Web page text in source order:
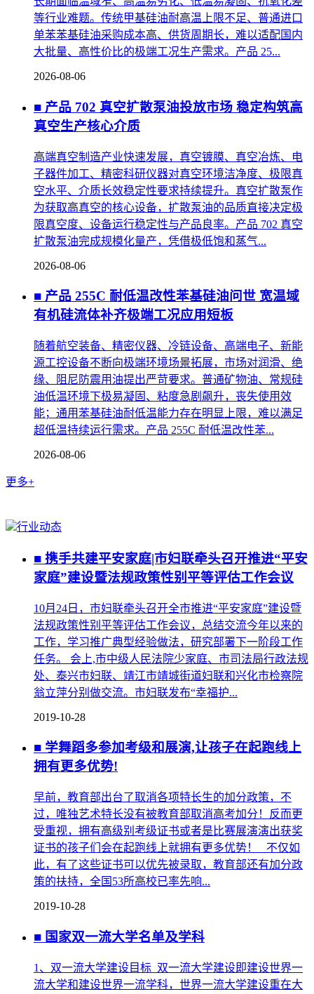
等行业难题。传统甲基硅油耐高温上限不足、普通进口
单苯苯基硅油采购成本高、供货周期长，难以适配国内
大批量、高性价比的极端工况生产需求。产品 25...
2026-08-06
■ 产品 702 真空扩散泵油投放市场 稳定构筑高
真空生产核心介质
高端真空制造产业快速发展，真空镀膜、真空冶炼、电
子器件加工、精密科研仪器对真空环境洁净度、极限真
空水平、介质长效稳定性要求持续提升。真空扩散泵作
为获取高真空的核心设备，扩散泵油的品质直接决定极
限真空度、设备运行稳定性与产品良率。产品 702 真空
扩散泵油完成规模化量产，凭借极低饱和蒸气...
2026-08-06
■ 产品 255C 耐低温改性苯基硅油问世 宽温域
有机硅流体补齐极端工况应用短板
随着航空装备、精密仪器、冷链设备、高端电子、新能
源工控设备不断向极端环境场景拓展，市场对润滑、绝
缘、阻尼防震用油提出严苛要求。普通矿物油、常规硅
油低温环境下极易凝固、粘度急剧飙升，丧失使用效
能；通用苯基硅油耐低温能力存在明显上限，难以满足
超低温持续运行需求。产品 255C 耐低温改性苯...
2026-08-06
更多+
行业动态
■ 携手共建平安家庭|市妇联牵头召开推进“平安
家庭”建设暨法规政策性别平等评估工作会议
10月24日，市妇联牵头召开全市推进“平安家庭”建设暨
法规政策性别平等评估工作会议，总结交流今年以来的
工作，学习推广典型经验做法，研究部署下一阶段工作
任务。 会上,市中级人民法院少家庭、市司法局行政法规
处、泰兴市妇联、靖江市靖城街道妇联和兴化市检察院
翁立萍分别做交流。市妇联发布“幸福护...
2019-10-28
■ 学舞蹈多参加考级和展演,让孩子在起跑线上
拥有更多优势!
早前，教育部出台了取消各项特长生的加分政策，不
过，唯独艺术特长没有被教育部取消高考加分！反而更
受重视，拥有高级别考级证书或者是比赛展演演出获奖
证书的孩子们会在起跑线上就拥有更多优势！ 不仅如
此，有了这些证书可以优先被录取，教育部还有加分政
策的扶持，全国53所高校已率先响...
2019-10-28
■ 国家双一流大学名单及学科
1、双一流大学建设目标 双一流大学建设即建设世界一
流大学和建设世界一流学科，世界一流大学建设重在大